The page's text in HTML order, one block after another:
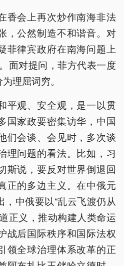
香会上再次炒作南海非法
，公然制造不和谐音。对
菲律宾政府在南海问题上
面对提问，菲方代表一度
理屈词穷。
平观、安全观，是一以贯
国家政要密集访华，中国
们会谈、会见时，多次谈
理问题的看法。比如，习
斯说，要反对世界倒退回
正的多边主义。在中俄元
中俄要以“乱云飞渡仍从
正义，推动构建人类命运
战后国际秩序和国际法权
领全球治理体系改革的正